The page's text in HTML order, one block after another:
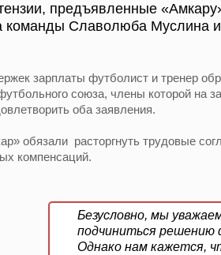
предъявленные
команды Славолюба Муслина
зарплаты футболист и тренер
союза, члены которой на
оба заявления.
обязали расторгнуть трудовые
компенсаций.
Безусловно, мы
подчиниться решению
Однако нам кажется,